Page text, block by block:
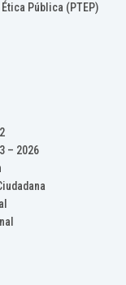
Pública (PTEP)
– 2026